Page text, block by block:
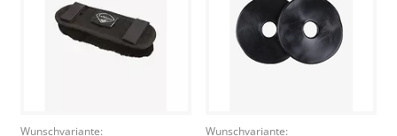
Wunschvariante:
Wunschvariante: